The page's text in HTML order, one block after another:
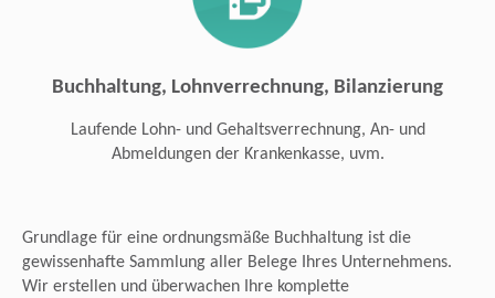
Buchhaltung, Lohnverrechnung, Bilanzierung
Laufende Lohn- und Gehaltsverrechnung, An- und
Abmeldungen der Krankenkasse, uvm.
Grundlage für eine ordnungsmäße Buchhaltung ist die
gewissenhafte Sammlung aller Belege Ihres Unternehmens.
Wir erstellen und überwachen Ihre komplette